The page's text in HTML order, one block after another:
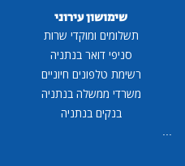
שימושון עירוני
תשלומים ומוקדי שרות
סניפי דואר בנתניה
רשימת טלפונים חיוניים
משרדי ממשלה בנתניה
בנקים בנתניה
...